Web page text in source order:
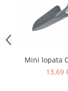
Freze pneumatice
Pistoale
Slefuitoare
Compresoare
Accesorii si
pneumatice
Mini lopata
13,69